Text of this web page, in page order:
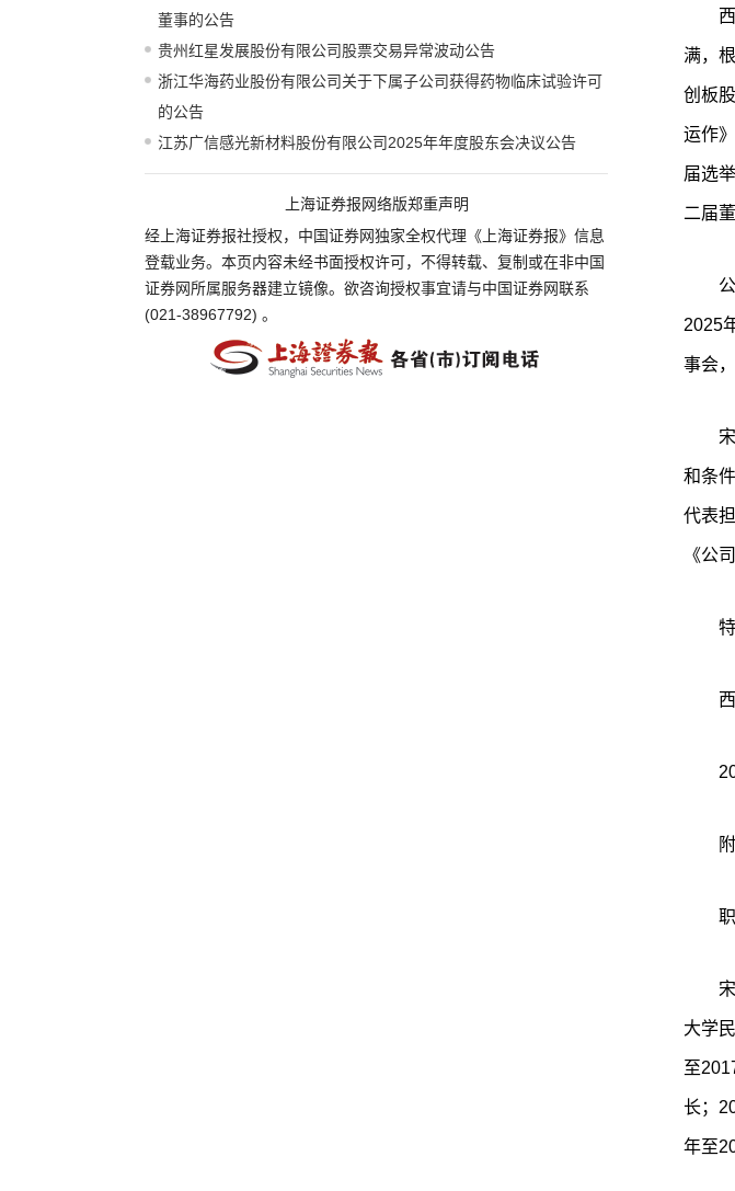
董事的公告
贵州红星发展股份有限公司股票交易异常波动公告
浙江华海药业股份有限公司关于下属子公司获得药物临床试验许可
的公告
江苏广信感光新材料股份有限公司2025年年度股东会决议公告
上海证券报网络版郑重声明
经上海证券报社授权，中国证券网独家全权代理《上海证券报》信息
登载业务。本页内容未经书面授权许可，不得转载、复制或在非中国
证券网所属服务器建立镜像。欲咨询授权事宜请与中国证券网联系
(021-38967792) 。
满，
创板
运作
届选
二届
2025
事会
和条
代表
《公
大学
至
长；
年至